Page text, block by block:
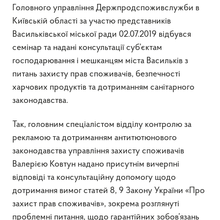
Головного управління Держпродспоживслужби в
Київській області за участю представників
Васильківської міської ради 02.07.2019 відбувся
семінар та надані консультації суб’єктам
господарювання і мешканцям міста Васильків з
питань захисту прав споживачів, безпечності
харчових продуктів та дотриманням санітарного
законодавства.
Так, головним спеціалістом відділу контролю за
рекламою та дотриманням антитютюнового
законодавства управління захисту споживачів
Валерією Ковтун надано присутнім вичерпні
відповіді та консультаційну допомогу щодо
дотримання вимог статей 8, 9 Закону України «Про
захист прав споживачів», зокрема розглянуті
проблемні питання, щодо гарантійних зобов’язань